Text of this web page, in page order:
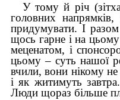
У тому й річ
головних
придумувати. І
щось гарне і на цьому
меценатом, і
цьому – суть нашої
вчили, вони нікому не
і як житимуть
Люди щораз більше